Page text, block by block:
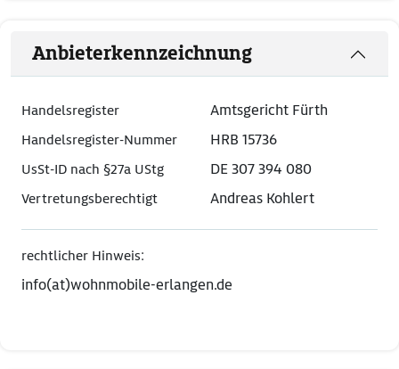
Anbieterkennzeichnung
Handelsregister Amtsgericht Fürth
Handelsregister-Nummer HRB 15736
UsSt-ID nach §27a UStg DE 307 394 080
Vertretungsberechtigt Andreas Kohlert
rechtlicher Hinweis:
info(at)wohnmobile-erlangen.de